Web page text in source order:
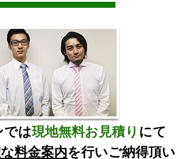
では現地無料お見積り にて
料金案内を行いご納得頂い